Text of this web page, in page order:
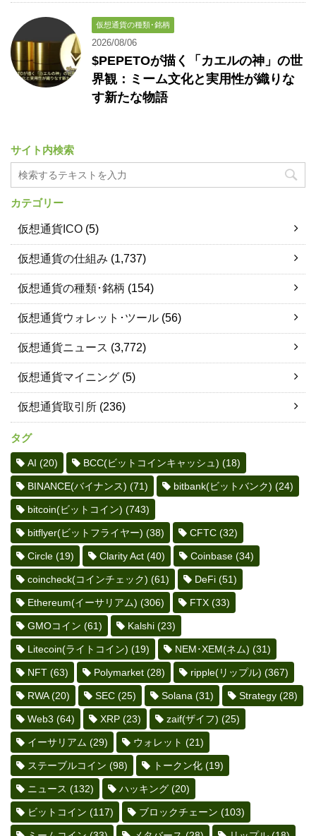
仮想通貨の種類･銘柄
2026/08/06
$PEPETOが描く「カエルの神」の世
界観：ミーム文化と実用性が織りな
す新たな物語
サイト内検索
カテゴリー
仮想通貨ICO (5)
仮想通貨の仕組み (1,737)
仮想通貨の種類･銘柄 (154)
仮想通貨ウォレット･ツール (56)
仮想通貨ニュース (3,772)
仮想通貨マイニング (5)
仮想通貨取引所 (236)
タグ
AI (20) BCC(ビットコインキャッシュ) (18)
BINANCE(バイナンス) (71) bitbank(ビットバンク) (24)
bitcoin(ビットコイン) (743)
bitflyer(ビットフライヤー) (38) CFTC (32)
Circle (19) Clarity Act (40) Coinbase (34)
coincheck(コインチェック) (61) DeFi (51)
Ethereum(イーサリアム) (306) FTX (33)
GMOコイン (61) Kalshi (23)
Litecoin(ライトコイン) (19) NEM･XEM(ネム) (31)
NFT (63) Polymarket (28) ripple(リップル) (367)
RWA(20) SEC (25) Solana (31) Strategy (28)
Web3 (64) XRP (23) zaif(ザイフ) (25)
イーサリアム (29) ウォレット (21)
ステーブルコイン (98) トークン化 (19)
ニュース (132) ハッキング (20)
ビットコイン (117) ブロックチェーン (103)